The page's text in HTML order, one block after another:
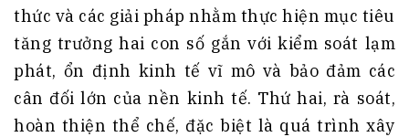
thức và các giải pháp nhằm thực hiện mục tiêu
tăng trưởng hai con số gắn với kiểm soát lạm
phát, ổn định kinh tế vĩ mô và bảo đảm các
cân đối lớn của nền kinh tế. Thứ hai, rà soát,
hoàn thiện thể chế, đặc biệt là quá trình xây